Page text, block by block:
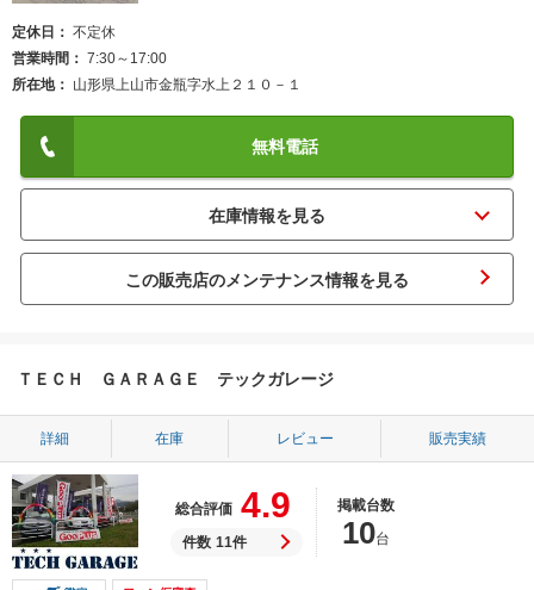
定休日
不定休
営業時間
7:30～17:00
所在地
山形県上山市金瓶字水上２１０－１
無料電話
この販売店のメンテナンス情報を見る
ＴＥＣＨ ＧＡＲＡＧＥ テックガレージ
詳細 在庫 レビュー 販売実績
総合評価 4.9
件数 11件
掲載台数
10台